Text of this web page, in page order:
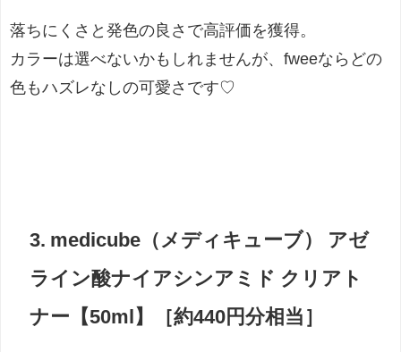
落ちにくさと発色の良さで高評価を獲得。
カラーは選べないかもしれませんが、fweeならどの
色もハズレなしの可愛さです♡
3. medicube（メディキューブ） アゼ
ライン酸ナイアシンアミド クリアト
ナー【50ml】［約440円分相当］